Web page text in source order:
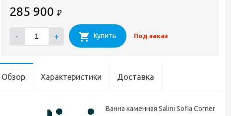
285 900 ₽
- + Купить Под заказ
Обзор Характеристики Доставка
Ванна каменная Salini Sofia Corner